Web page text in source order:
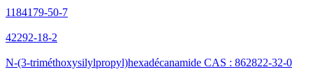
1184179-50-7
42292-18-2
N-(3-triméthoxysilylpropyl)hexadécanamide CAS : 862822-32-0